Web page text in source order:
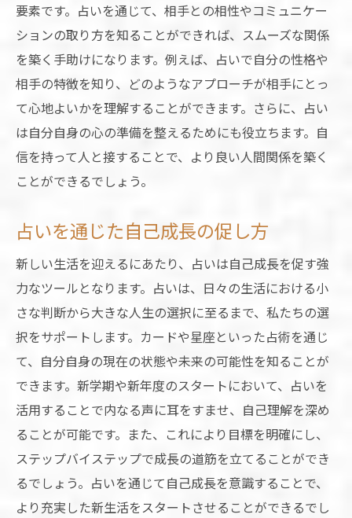
要素です。占いを通じて、相手との相性やコミュニケー
ションの取り方を知ることができれば、スムーズな関係
を築く手助けになります。例えば、占いで自分の性格や
相手の特徴を知り、どのようなアプローチが相手にとっ
て心地よいかを理解することができます。さらに、占い
は自分自身の心の準備を整えるためにも役立ちます。自
信を持って人と接することで、より良い人間関係を築く
ことができるでしょう。
占いを通じた自己成長の促し方
新しい生活を迎えるにあたり、占いは自己成長を促す強
力なツールとなります。占いは、日々の生活における小
さな判断から大きな人生の選択に至るまで、私たちの選
択をサポートします。カードや星座といった占術を通じ
て、自分自身の現在の状態や未来の可能性を知ることが
できます。新学期や新年度のスタートにおいて、占いを
活用することで内なる声に耳をすませ、自己理解を深め
ることが可能です。また、これにより目標を明確にし、
ステップバイステップで成長の道筋を立てることができ
るでしょう。占いを通じて自己成長を意識することで、
より充実した新生活をスタートさせることができるでし